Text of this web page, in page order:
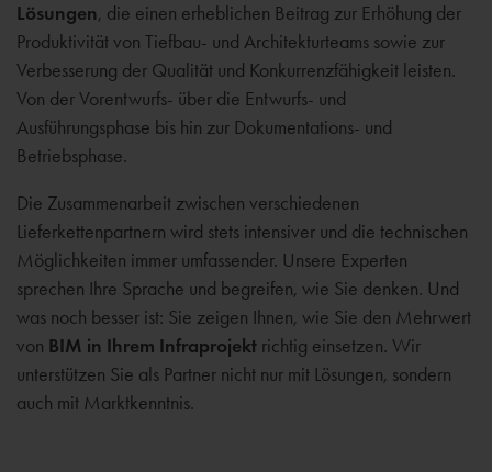
Lösungen, die einen erheblichen Beitrag zur Erhöhung der
Produktivität von Tiefbau- und Architekturteams sowie zur
Verbesserung der Qualität und Konkurrenzfähigkeit leisten.
Von der Vorentwurfs- über die Entwurfs- und
Ausführungsphase bis hin zur Dokumentations- und
Betriebsphase.
Die Zusammenarbeit zwischen verschiedenen
Lieferkettenpartnern wird stets intensiver und die technischen
Möglichkeiten immer umfassender. Unsere Experten
sprechen Ihre Sprache und begreifen, wie Sie denken. Und
was noch besser ist: Sie zeigen Ihnen, wie Sie den Mehrwert
von BIM in Ihrem Infraprojekt richtig einsetzen. Wir
unterstützen Sie als Partner nicht nur mit Lösungen, sondern
auch mit Marktkenntnis.